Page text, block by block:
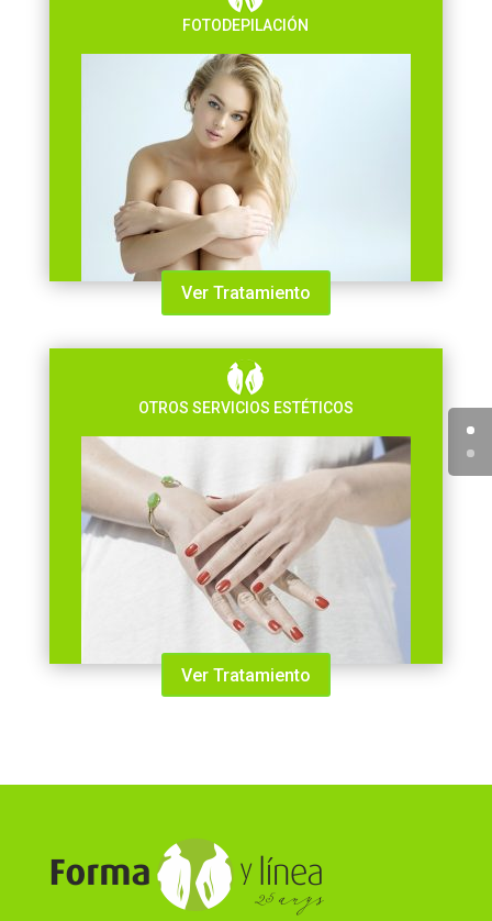
FOTODEPILACIÓN
Ver Tratamiento
OTROS SERVICIOS ESTÉTICOS
Ver Tratamiento